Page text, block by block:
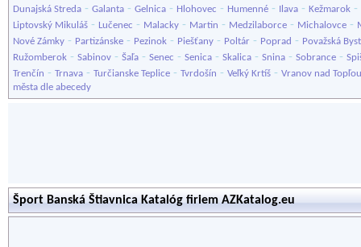
Dunajská Streda - Galanta - Gelnica - Hlohovec - Humenné - Ilava - Kežmarok -
Liptovský Mikuláš - Lučenec - Malacky - Martin - Medzilaborce - Michalovce -
Nové Zámky - Partizánske - Pezinok - Piešťany - Poltár - Poprad - Považská
Ružomberok - Sabinov - Šaľa - Senec - Senica - Skalica - Snina - Sobrance -
Trenčín - Trnava - Turčianske Teplice - Tvrdošín - Veľký Krtíš - Vranov nad Topľou
města dle abecedy
Šport Banská Štiavnica Katalóg firiem AZKatalog.eu